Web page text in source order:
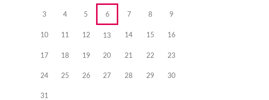
3 4 5 6 7 8 9
10 11 12 13 14 15 16
17 18 19 20 21 22 23
24 25 26 27 28 29 30
31